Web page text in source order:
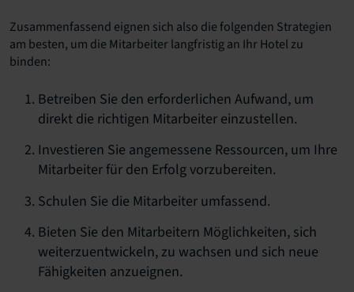
Zusammenfassend eignen sich also die folgenden Strategien
am besten, um die Mitarbeiter langfristig an Ihr Hotel zu
binden:
Betreiben Sie den erforderlichen Aufwand, um
direkt die richtigen Mitarbeiter einzustellen.
Investieren Sie angemessene Ressourcen, um Ihre
Mitarbeiter für den Erfolg vorzubereiten.
Schulen Sie die Mitarbeiter umfassend.
Bieten Sie den Mitarbeitern Möglichkeiten, sich
weiterzuentwickeln, zu wachsen und sich neue
Fähigkeiten anzueignen.